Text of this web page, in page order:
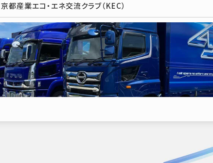
京都産業エコ・エネ交流クラブ（KEC）